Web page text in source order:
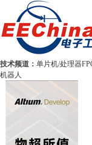
技术频道： 单片机/处理器
机器人